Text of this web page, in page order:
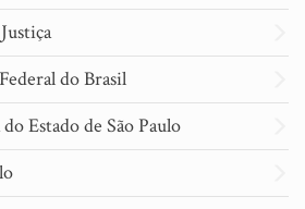
do Brasil
Estado de São Paulo